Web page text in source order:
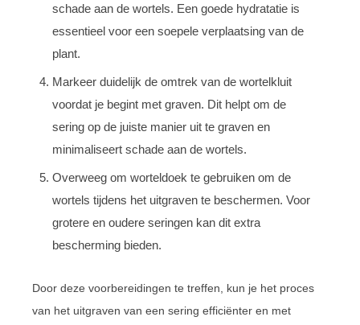
schade aan de wortels. Een goede hydratatie is
essentieel voor een soepele verplaatsing van de
plant.
Markeer duidelijk de omtrek van de wortelkluit
voordat je begint met graven. Dit helpt om de
sering op de juiste manier uit te graven en
minimaliseert schade aan de wortels.
Overweeg om worteldoek te gebruiken om de
wortels tijdens het uitgraven te beschermen. Voor
grotere en oudere seringen kan dit extra
bescherming bieden.
Door deze voorbereidingen te treffen, kun je het proces
van het uitgraven van een sering efficiënter en met